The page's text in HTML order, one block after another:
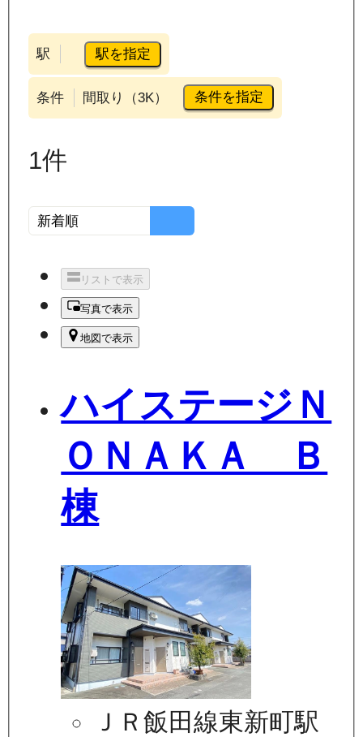
駅 駅を指定
条件 間取り（3K） 条件を指定
1件
リストで表示
写真で表示
地図で表示
ハイステージＮ
ＯＮＡＫＡ Ｂ
棟
ＪＲ飯田線東新町駅